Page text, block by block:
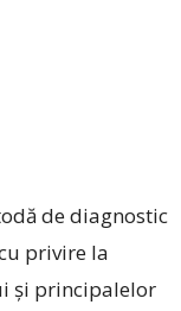
de diag­nostic
privire la
și principalelor